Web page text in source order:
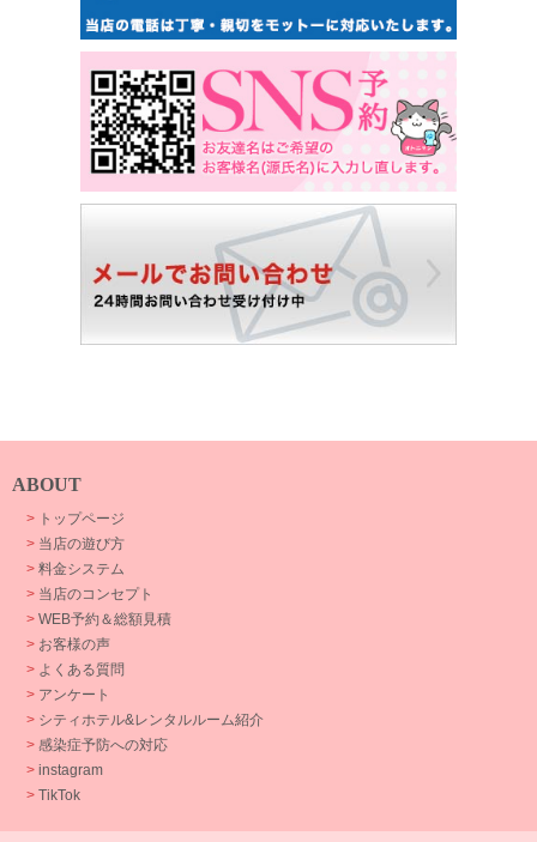
ABOUT
> トップページ
> 当店の遊び方
> 料金システム
> 当店のコンセプト
> WEB予約＆総額見積
> お客様の声
> よくある質問
> アンケート
> シティホテル&レンタルルーム紹介
> 感染症予防への対応
> instagram
> TikTok